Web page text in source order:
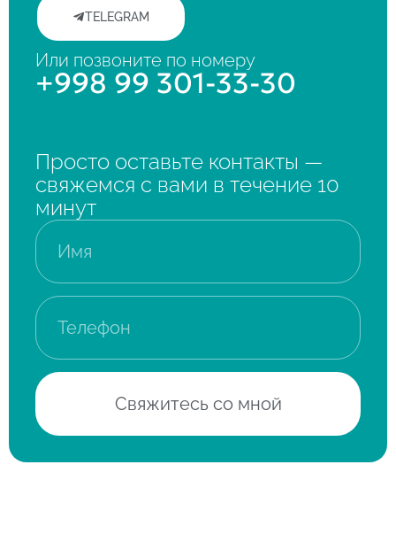
TELEGRAM
Или позвоните по номеру
+998 99 301-33-30
Просто оставьте контакты —
свяжемся с вами в течение 10
минут
Свяжитесь со мной